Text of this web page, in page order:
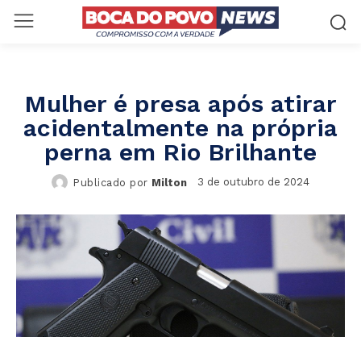
Mulher é presa após atirar
acidentalmente na própria
perna em Rio Brilhante
Publicado por Milton 3 de outubro de 2024